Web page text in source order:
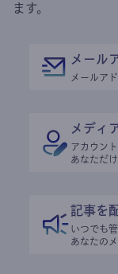
ます。
メール
メールア
メディ
アカウン
あなただ
記事を
いつでも
あなたの